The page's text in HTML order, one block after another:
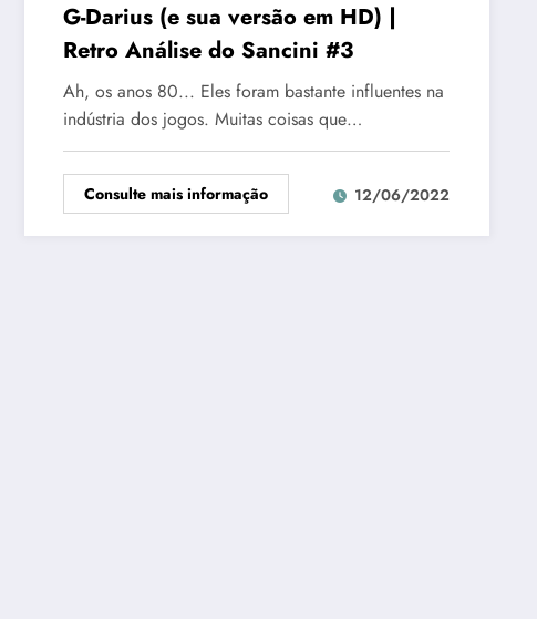
G-Darius (e sua versão em HD) |
Retro Análise do Sancini #3
Ah, os anos 80... Eles foram bastante influentes na
indústria dos jogos. Muitas coisas que…
Consulte mais informação 12/06/2022